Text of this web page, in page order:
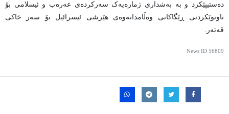
دەستیپێکرد و بە بەشداری ژمارەیەک سەرکردەی عەرەب و ئیسلامی بۆ
تاوتوێکردنی ڕێگاکانی وەڵامدانەوەی هێرشی ئیسرائیل بۆ سەر خاکی
قەتەر.
News ID 56809